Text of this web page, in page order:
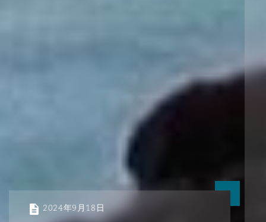
2024年9月18日